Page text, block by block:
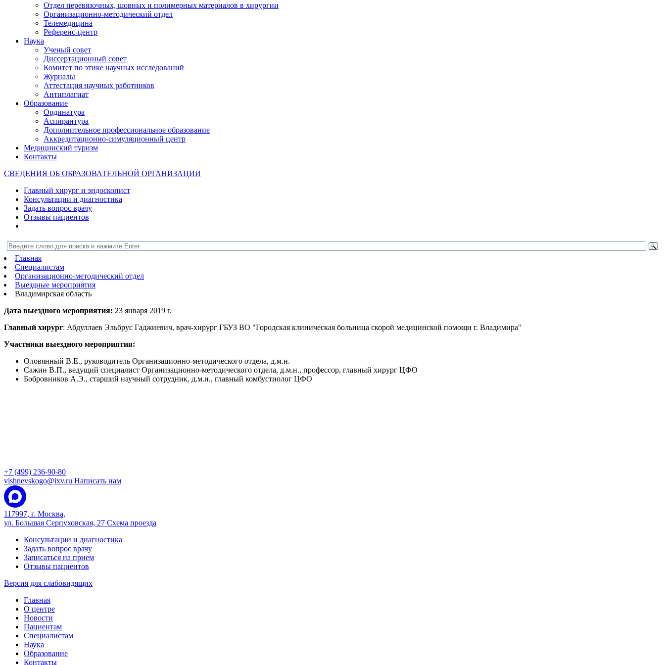
Отдел перевязочных, шовных и полимерных материалов в хирургии
Организационно-методический отдел
Телемедицина
Референс-центр
Наука
Ученый совет
Диссертационный совет
Комитет по этике научных исследований
Журналы
Аттестация научных работников
Антиплагиат
Образование
Ординатура
Аспирантура
Дополнительное профессиональное образование
Аккредитационно-симуляционный центр
Медицинский туризм
Контакты
СВЕДЕНИЯ ОБ ОБРАЗОВАТЕЛЬНОЙ ОРГАНИЗАЦИИ
Главный хирург и эндоскопист
Консультации и диагностика
Задать вопрос врачу
Отзывы пациентов
Главная
Специалистам
Организационно-методический отдел
Выездные мероприятия
Владимирская область
Дата выездного мероприятия: 23 января 2019 г.
Главный хирург: Абдуллаев Эльбрус Гаджиевич, врач-хирург ГБУЗ ВО "Городская клиническая больница скорой медицинской помощи г. Владимира"
Участники выездного мероприятия:
Оловянный В.Е., руководитель Организационно-методического отдела, д.м.н.
Сажин В.П., ведущий специалист Организационно-методического отдела, д.м.н., профессор, главный хирург ЦФО
Бобровников А.Э., старший научный сотрудник, д.м.н., главный комбустиолог ЦФО
+7 (499) 236-90-80
vishnevskogo@ixv.ru Написать нам
117997, г. Москва,
ул. Большая Серпуховская, 27 Схема проезда
Консультации и диагностика
Задать вопрос врачу
Записаться на прием
Отзывы пациентов
Версия для слабовидящих
Главная
О центре
Новости
Пациентам
Специалистам
Наука
Образование
Контакты